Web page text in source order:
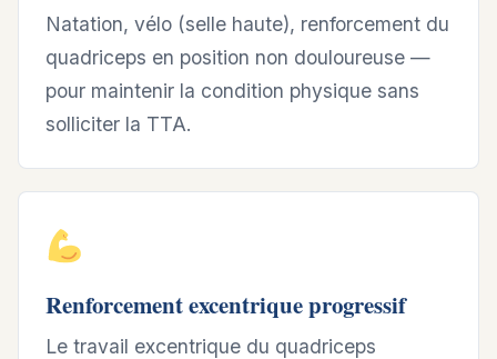
Natation, vélo (selle haute), renforcement du
quadriceps en position non douloureuse —
pour maintenir la condition physique sans
solliciter la TTA.
Renforcement excentrique progressif
Le travail excentrique du quadriceps